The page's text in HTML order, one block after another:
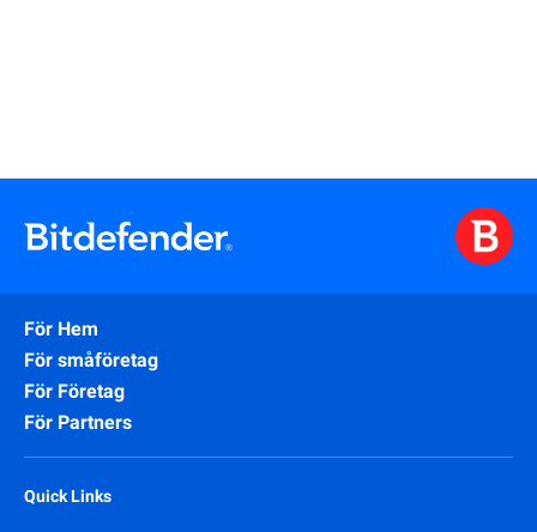
För Hem
För småföretag
För Företag
För Partners
Quick Links